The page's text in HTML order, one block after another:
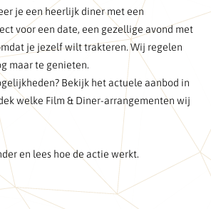
je een heerlijk diner met een
voor een date, een gezellige avond met
je jezelf wilt trakteren. Wij regelen
maar te genieten.
Bekijk het actuele aanbod in
welke Film & Diner-arrangementen wij
en lees hoe de actie werkt.